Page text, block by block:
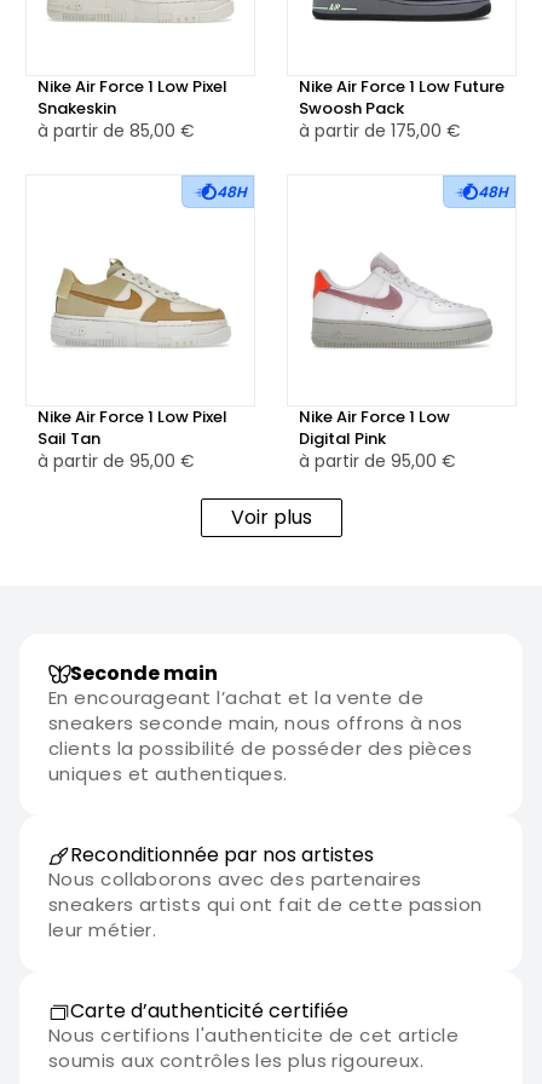
l'unité Air-Sole au talon pour un confort optimal et un
💎 Doté d'une semelle extérieure en caoutchouc robuste
avec motif gaufré, le Nike Air Force 1 Low Iridescent Pixel
assurant durabilité et performance à chaque pas.
👕 Polyvalent et contemporain, le Nike Air Force 1 Low
Iridescent Pixel Swoosh est parfait pour compléter une
tenue décontractée ou pour ajouter une touche de style
unique à une tenue plus habillée. Que ce soit pour le
captivant les passionnés de sneakers avec son design
distinctif et ses détails captivants.
Nike Air Force 1 Low Pixel
Snakeskin
à partir de 85,00 €
Nike Air Force 1 Low Future
Swoosh Pack
à partir de 175,00 €
48H
Nike Air Force 1 Low Pixel
Sail Tan
à partir de 95,00 €
48H
Nike Air Force 1 Low
Digital Pink
à partir de 95,00 €
Voir plus
Seconde main
En encourageant l’achat et la vente de
sneakers seconde main, nous offrons à nos
clients la possibilité de posséder des pièces
uniques et authentiques.
Reconditionnée par nos artistes
Nous collaborons avec des partenaires
sneakers artists qui ont fait de cette passion
leur métier.
Carte d’authenticité certifiée
Nous certifions l'authenticite de cet article
soumis aux contrôles les plus rigoureux.